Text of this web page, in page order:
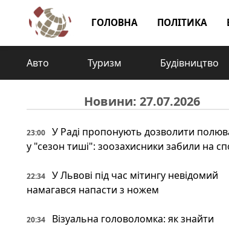
ГОЛОВНА ПОЛІТИКА
Авто Туризм Будівництво
Новини: 27.07.2026
23:00
У Раді пропонують дозволити
у "сезон тиші": зоозахисники забили на
22:34
У Львові під час мітингу невідомий
намагався напасти з ножем
20:34
Візуальна головоломка: як знайти